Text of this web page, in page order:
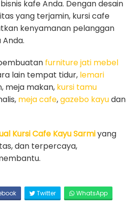
kafe Anda. Dengan desain
yang terjamin, kursi cafe
kenyamanan pelanggan
furniture jati mebel
lain tempat tidur, lemari
meja makan, kursi tamu
meja cafe,gazebo kayudan
Kursi Cafe Kayu Sarmiyang
dan terpercaya,
Twitter
WhatsApp